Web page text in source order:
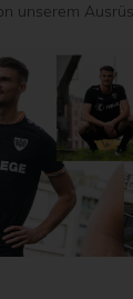
unserem